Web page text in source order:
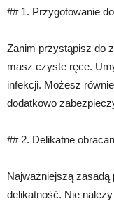
## 1. Przygotowanie
Zanim przystąpisz do
masz czyste ręce.
infekcji. Możesz
dodatkowo
## 2. Delikatne
Najważniejszą
delikatność. Nie